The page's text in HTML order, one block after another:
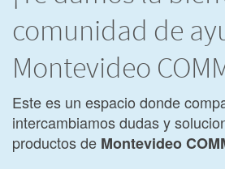
comunidad de
Montevideo
Este es un espacio donde
intercambiamos dudas y
productos de Montevideo